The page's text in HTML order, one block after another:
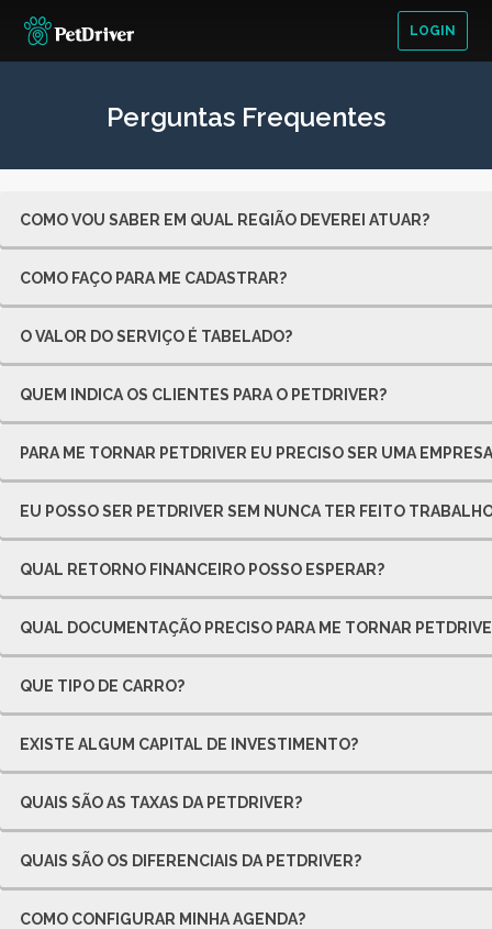
LOGIN
Perguntas Frequentes
COMO VOU SABER EM QUAL REGIÃO DEVEREI ATUAR?
COMO FAÇO PARA ME CADASTRAR?
O VALOR DO SERVIÇO É TABELADO?
QUEM INDICA OS CLIENTES PARA O PETDRIVER?
PARA ME TORNAR PETDRIVER EU PRECISO SER UMA
EU POSSO SER PETDRIVER SEM NUNCA TER FEITO
QUAL RETORNO FINANCEIRO POSSO ESPERAR?
QUAL DOCUMENTAÇÃO PRECISO PARA ME TORNAR
QUE TIPO DE CARRO?
EXISTE ALGUM CAPITAL DE INVESTIMENTO?
QUAIS SÃO AS TAXAS DA PETDRIVER?
QUAIS SÃO OS DIFERENCIAIS DA PETDRIVER?
COMO CONFIGURAR MINHA AGENDA?